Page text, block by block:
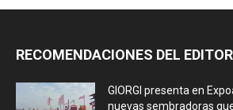
RECOMENDACIONES DEL EDITOR
GIORGI presenta en
nuevas sembradoras